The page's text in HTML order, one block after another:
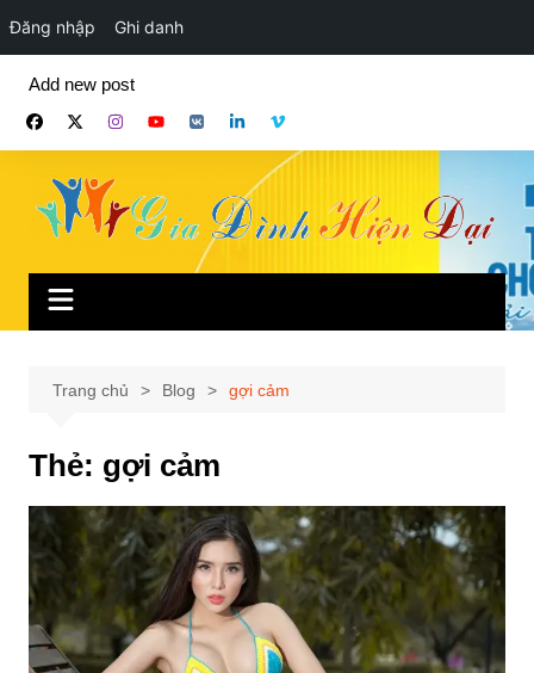
Đăng nhập Ghi danh
phần
Add new post
Trang chủ Blog gợi cảm
Thẻ: gợi cảm